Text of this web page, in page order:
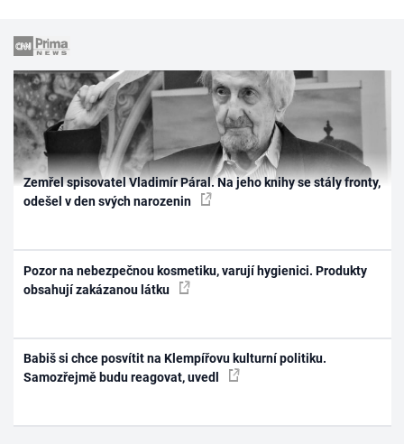
Zemřel spisovatel Vladimír Páral. Na jeho knihy se stály fronty,
odešel v den svých narozenin
Pozor na nebezpečnou kosmetiku, varují hygienici. Produkty
obsahují zakázanou látku
Babiš si chce posvítit na Klempířovu kulturní politiku.
Samozřejmě budu reagovat, uvedl